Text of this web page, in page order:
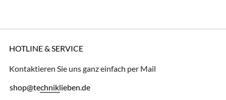
HOTLINE & SERVICE
Kontaktieren Sie uns ganz einfach per Mail
shop@techniklieben.de